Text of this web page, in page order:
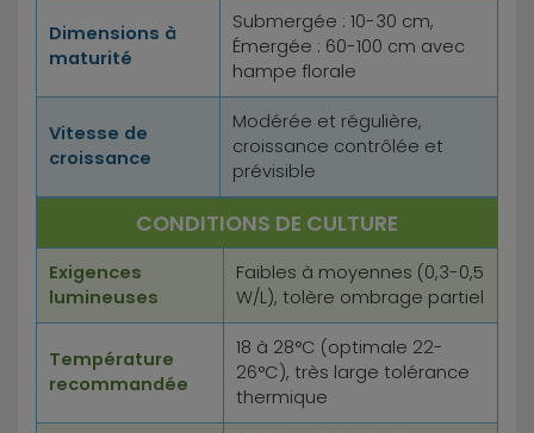
Dimensions à
maturité
Submergée : 10-30 cm,
Émergée : 60-100 cm avec
hampe florale
Vitesse de
croissance
Modérée et régulière,
croissance contrôlée et
prévisible
CONDITIONS DE CULTURE
Exigences
lumineuses
Faibles à moyennes (0,3-0,5
W/L), tolère ombrage partiel
Température
recommandée
18 à 28°C (optimale 22-
26°C), très large tolérance
thermique